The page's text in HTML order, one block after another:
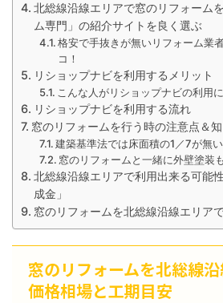
北総線沿線エリアで窓のリフォーム
ム専門」の紹介サイトを良く選ぶ
格安で手抜きが無いリフォーム業
コ！
リショップナビを利用するメリット
こんな人がリショップナビの利用
リショップナビを利用する流れ
窓のリフォームを行う時の注意点＆
建築基準法では床面積の1／7が無
窓のリフォームと一緒に外壁塗装
北総線沿線エリアで利用出来る可能
成金」
窓のリフォームを北総線沿線エリア
窓のリフォームを北総線
価格相場と工期目安